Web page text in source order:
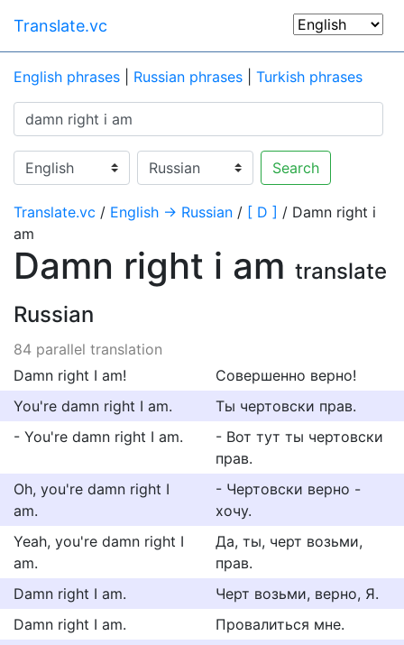
Translate.vc
English phrases Russian phrases Turkish phrases
Search
Translate.vc / English → Russian / [ D ] / Damn right i
am
Damn right i am translate
Russian
84 parallel translation
Damn right I am!
Совершенно верно!
You're damn right I am.
Ты чертовски прав.
- You're damn right I am.
- Вот тут ты чертовски
прав.
Oh, you're damn right I
am.
- Чертовски верно -
хочу.
Yeah, you're damn right I
am.
Да, ты, черт возьми,
прав.
Damn right I am.
Черт возьми, верно, Я.
Damn right I am.
Провалиться мне.